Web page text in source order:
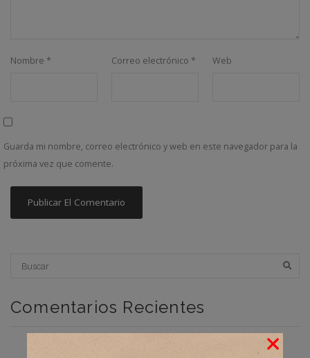
Nombre * Correo electrónico * Web
Guarda mi nombre, correo electrónico y web en este navegador para la
próxima vez que comente.
Comentarios Recientes